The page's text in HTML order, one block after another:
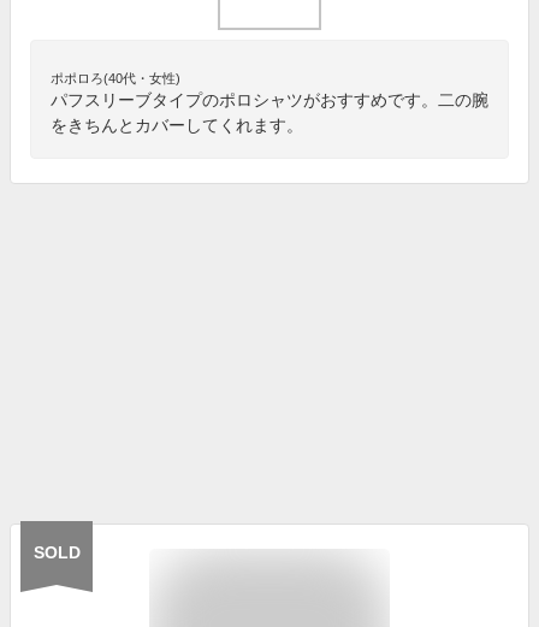
ポポロろ(40代・女性)
パフスリーブタイプのポロシャツがおすすめです。二の腕
をきちんとカバーしてくれます。
SOLD